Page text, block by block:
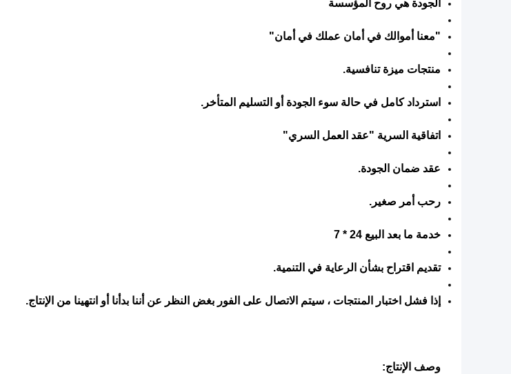
الجودة هي روح المؤسسة
"معنا أموالك في أمان عملك في أمان"
منتجات ميزة تنافسية.
استرداد كامل في حالة سوء الجودة أو التسليم المتأخر.
اتفاقية السرية "عقد العمل السري"
عقد ضمان الجودة.
رحب أمر صغير.
خدمة ما بعد البيع 24 * 7
تقديم اقتراح بشأن الرعاية في التنمية.
إذا فشل اختبار المنتجات ، سيتم الاتصال على الفور بغض النظر عن أننا بدأنا أو انتهينا من الإنتاج.
وصف الإنتاج: